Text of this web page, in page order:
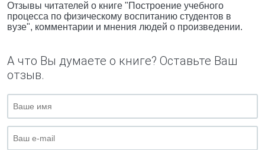
Отзывы читателей о книге "Построение учебного
процесса по физическому воспитанию студентов в
вузе", комментарии и мнения людей о произведении.
А что Вы думаете о книге? Оставьте Ваш
отзыв.